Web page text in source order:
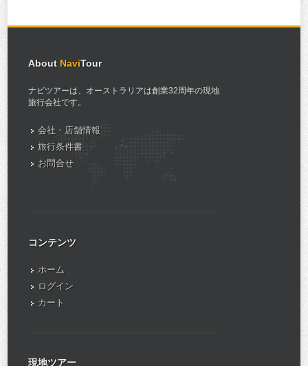
About NaviTour
ナビツアーは、オーストラリアは創業32周年の現地
旅行会社です。
会社・店舗情報
旅行条件書
お問合せ
コンテンツ
ホーム
ログイン
カート
現地ツアー